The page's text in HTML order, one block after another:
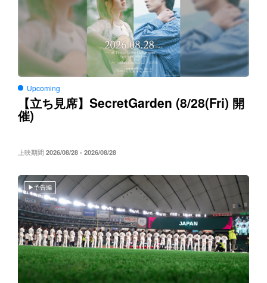
Upcoming
【立ち見席】 SecretGarden (8/28(Fri) 開
催)
上映期間 2026/08/28 - 2026/08/28
予告編